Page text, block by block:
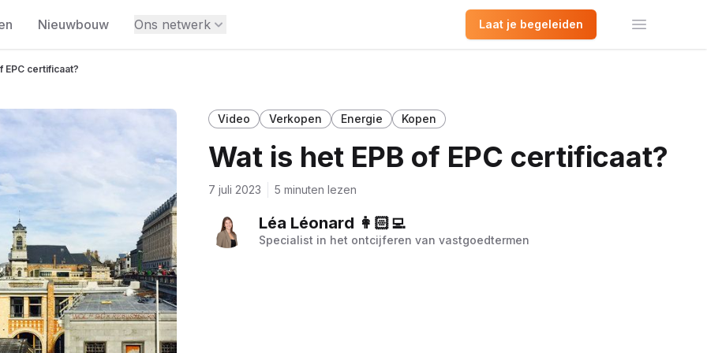
Nieuwbouw Ons netwerk Laat je begeleiden
Open het
EPC certificaat?
Video Verkopen Energie Kopen
Wat is het EPB of EPC certificaat?
7 juli 2023 5 minuten lezen
Léa Léonard 👩🏻‍💻
Specialist in het ontcijferen van vastgoedtermen